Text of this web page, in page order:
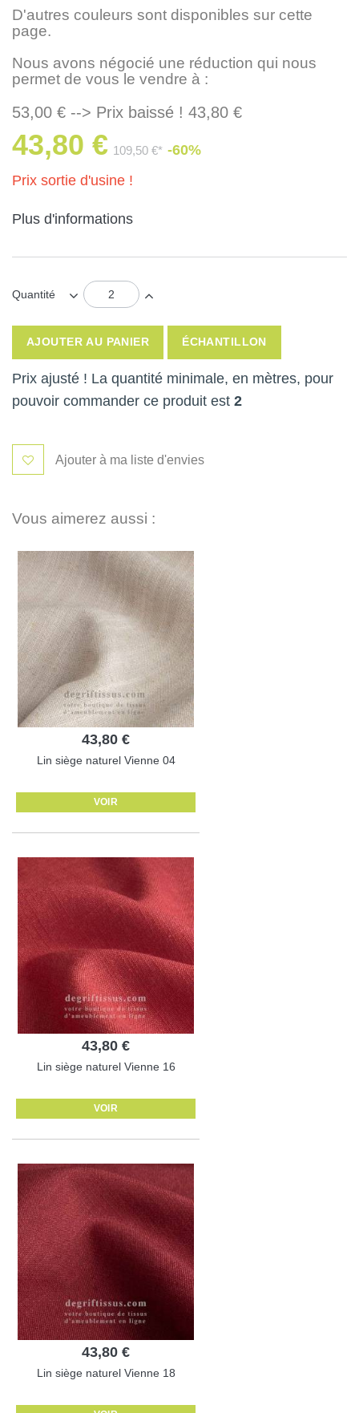
D'autres couleurs sont disponibles sur cette
page.
Nous avons négocié une réduction qui nous
permet de vous le vendre à :
53,00 € --> Prix baissé ! 43,80 €
43,80 € 109,50 €* -60%
Prix sortie d'usine !
Plus d'informations
Quantité
AJOUTER AU PANIER ÉCHANTILLON
Prix ajusté ! La quantité minimale, en mètres, pour
pouvoir commander ce produit est 2
Ajouter à ma liste d'envies
Vous aimerez aussi :
43,80 €
Lin siège naturel Vienne 04
VOIR
43,80 €
Lin siège naturel Vienne 16
VOIR
43,80 €
Lin siège naturel Vienne 18